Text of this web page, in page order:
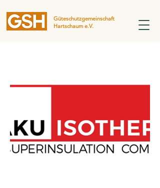
Güteschutzgemeinschaft
Hartschaum e.V.